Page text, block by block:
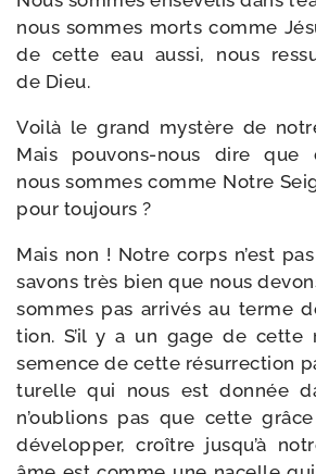
nous sommes morts comme
de cette eau aus­si, nous
de Dieu.
Voilà le grand mys­tère de
Mais pouvons-​nous dire que
nous sommes comme Notre
pour toujours ?
Mais non ! Notre corps n’est
savons très bien que nous
sommes pas arri­vés au terme
tion. S’il y a un gage de cette
semence de cette résur­rec­tion
tu­relle qui nous est don­née
n’oublions pas que cette
déve­lop­per, croître jusqu’à